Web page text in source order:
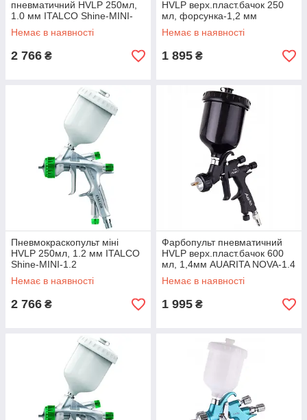
пневматичний HVLP 250мл,
1.0 мм ITALCO Shine-MINI-
1.0
Немає в наявності
2 766 ₴
HVLP верх.пласт.бачок 250
мл, форсунка-1,2 мм
AUARITA NOVA-LIGHT-1.2
Немає в наявності
1 895 ₴
Пневмокраскопульт міні
HVLP 250мл, 1.2 мм ITALCO
Shine-MINI-1.2
Немає в наявності
2 766 ₴
Фарбопульт пневматичний
HVLP верх.пласт.бачок 600
мл, 1,4мм AUARITA NOVA-1.4
Немає в наявності
1 995 ₴